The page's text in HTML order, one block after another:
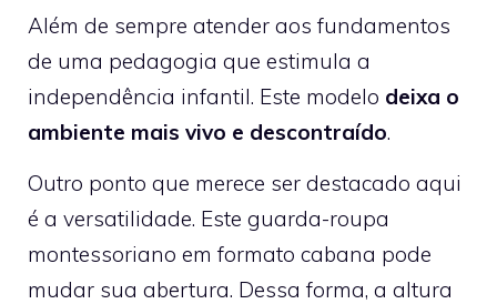
Além de sempre atender aos fundamentos
de uma pedagogia que estimula a
independência infantil. Este modelo deixa o
ambiente mais vivo e descontraído.
Outro ponto que merece ser destacado aqui
é a versatilidade. Este guarda-roupa
montessoriano em formato cabana pode
mudar sua abertura. Dessa forma, a altura